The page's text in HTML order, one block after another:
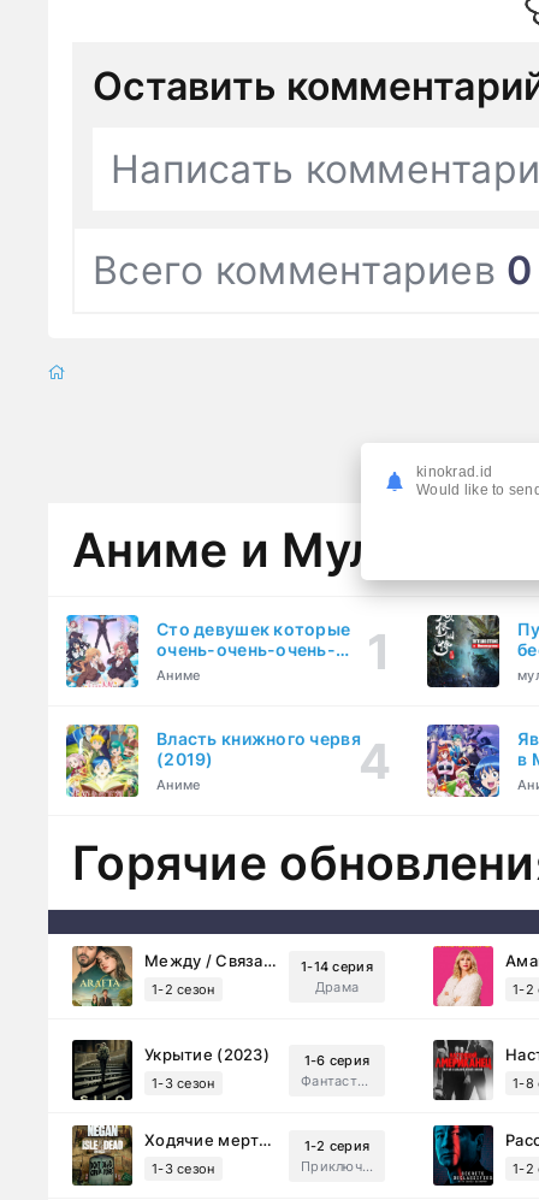
Оставить
Написать
Всего комментариев 0
Аниме и
Сто девушек которые
очень-очень-очень-
очень-очень сильно тебя
Аниме
Власть книжного червя
(2019)
Аниме
в
Горячие
Между / Связанные судьбой (2025)
1-2 сезон
1-14 серия
Драма
1-2
Укрытие (2023)
1-3 сезон
1-6 серия
Фантастика, Триллер, Драма
1-8
Ходячие мертвецы: Мертвый город (2023)
1-3 сезон
1-2 серия
Приключения, Ужасы, Триллер
1-2
kinokrad.id
Would like to